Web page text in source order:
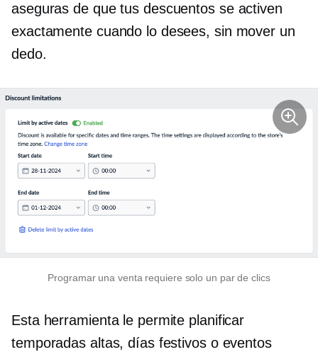
aseguras de que tus descuentos se activen
exactamente cuando lo desees, sin mover un
dedo.
Programar una venta requiere solo un par de clics
Esta herramienta le permite planificar
temporadas altas, días festivos o eventos